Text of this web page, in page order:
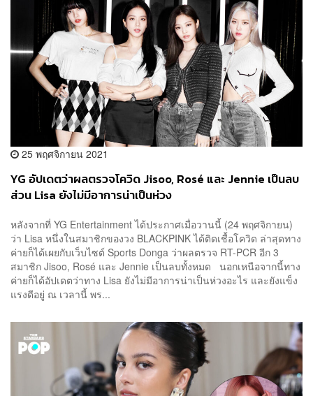
25 พฤศจิกายน 2021
YG อัปเดตว่าผลตรวจโควิด Jisoo, Rosé และ Jennie เป็นลบ
ส่วน Lisa ยังไม่มีอาการน่าเป็นห่วง
หลังจากที่ YG Entertainment ได้ประกาศเมื่อวานนี้ (24 พฤศจิกายน)
ว่า Lisa หนึ่งในสมาชิกของวง BLACKPINK ได้ติดเชื้อโควิด ล่าสุดทาง
ค่ายก็ได้เผยกับเว็บไซต์ Sports Donga ว่าผลตรวจ RT-PCR อีก 3
สมาชิก Jisoo, Rosé และ Jennie เป็นลบทั้งหมด นอกเหนือจากนี้ทาง
ค่ายก็ได้อัปเดตว่าทาง Lisa ยังไม่มีอาการน่าเป็นห่วงอะไร และยังแข็ง
แรงดีอยู่ ณ เวลานี้ พร...